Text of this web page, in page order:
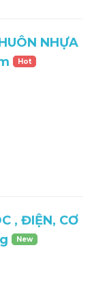
NHỰA
Hot
, ĐIỆN, CƠ
New